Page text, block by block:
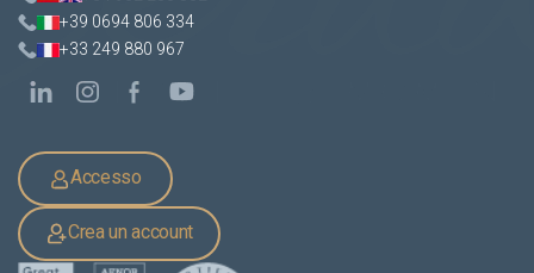
+39 0694 806 334
+33 249 880 967
Accesso
Crea un account